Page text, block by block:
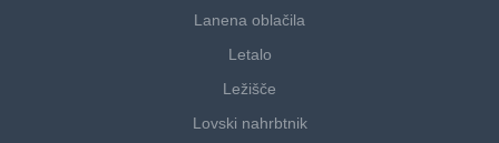
Lanena oblačila
Letalo
Ležišče
Lovski nahrbtnik